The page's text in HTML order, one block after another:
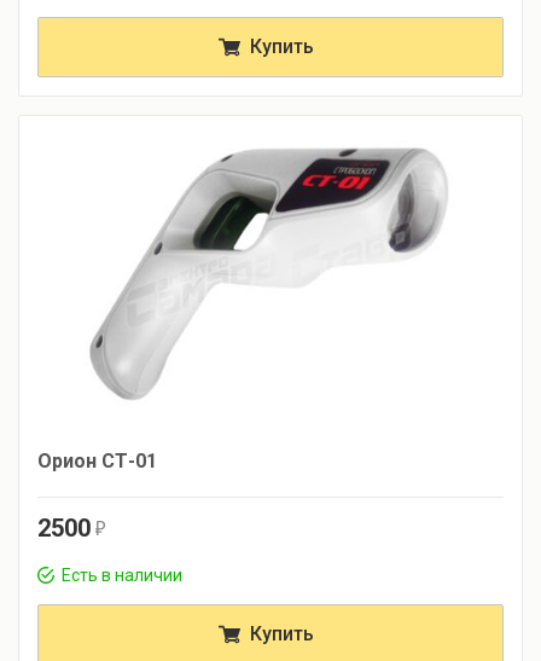
Купить
Орион СТ-01
2500 r
Есть в наличии
Купить